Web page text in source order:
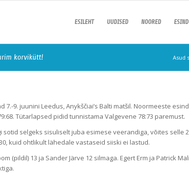
ESILEHT UUDISED NOORED
korvikütt! Asud
9. juunini Leedus, Anykščiai’s Balti matšil. Noormeeste
Tütarlapsed pidid tunnistama Valgevene 78:73 paremust.
selgeks sisuliselt juba esimese veerandiga, võites selle
kuid ohtlikult lähedale vastaseid siiski ei lastud.
(pildil) 13 ja Sander Järve 12 silmaga. Egert Erm ja Patrick